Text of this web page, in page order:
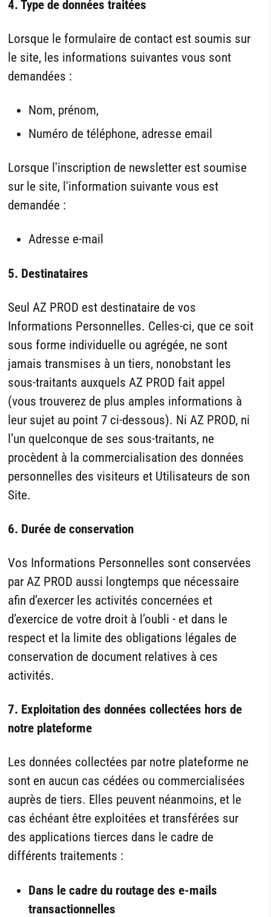
4. Type de données traitées
Lorsque le formulaire de contact est soumis sur
le site, les informations suivantes vous sont
demandées :
Nom, prénom,
Numéro de téléphone, adresse email
Lorsque l'inscription de newsletter est soumise
sur le site, l'information suivante vous est
demandée :
Adresse e-mail
5. Destinataires
Seul AZ PROD est destinataire de vos
Informations Personnelles. Celles-ci, que ce soit
sous forme individuelle ou agrégée, ne sont
jamais transmises à un tiers, nonobstant les
sous-traitants auxquels AZ PROD fait appel
(vous trouverez de plus amples informations à
leur sujet au point 7 ci-dessous). Ni AZ PROD, ni
l’un quelconque de ses sous-traitants, ne
procèdent à la commercialisation des données
personnelles des visiteurs et Utilisateurs de son
Site.
6. Durée de conservation
Vos Informations Personnelles sont conservées
par AZ PROD aussi longtemps que nécessaire
afin d’exercer les activités concernées et
d’exercice de votre droit à l’oubli - et dans le
respect et la limite des obligations légales de
conservation de document relatives à ces
activités.
7. Exploitation des données collectées hors de
notre plateforme
Les données collectées par notre plateforme ne
sont en aucun cas cédées ou commercialisées
auprès de tiers. Elles peuvent néanmoins, et le
cas échéant être exploitées et transférées sur
des applications tierces dans le cadre de
différents traitements :
Dans le cadre du routage des e-mails
transactionnelles